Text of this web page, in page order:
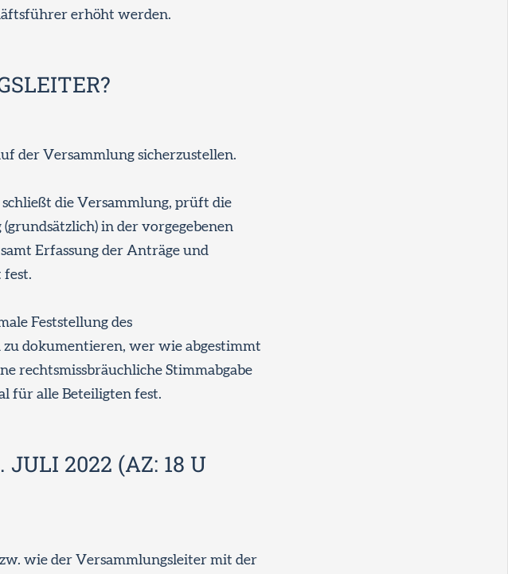
erhöht werden.
der Versammlung sicherzustellen.
die Versammlung, prüft die
in der vorgegebenen
Erfassung der Anträge und
fest.
Feststellung des
zu dokumentieren, wer wie abgestimmt
rechtsmissbräuchliche Stimmabgabe
für alle Beteiligten fest.
JULI 2022 (AZ: 18 U
wie der Versammlungsleiter mit der